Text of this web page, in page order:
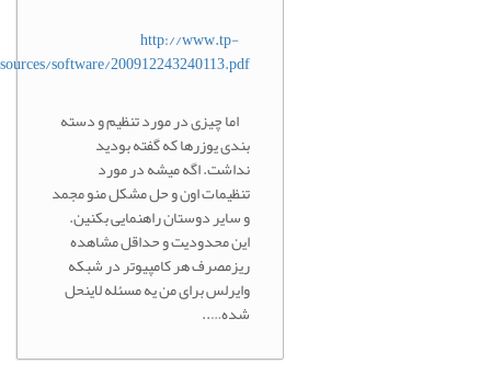
http://www.tp-
link.com/resources/software/200912243240113.pdf
اما چیزی در مورد تنظیم و دسته
بندی یوزرها که گفته بودید
نداشت. اگه میشه در مورد
تنظیمات اون و حل مشکل منو مجمد
و سایر دوستان راهنمایی بکنین.
این محدودیت و حداقل مشاهده
ریزمصرف هر کامپیوتر در شبکه
وایرلس برای من یه مسئله لاینحل